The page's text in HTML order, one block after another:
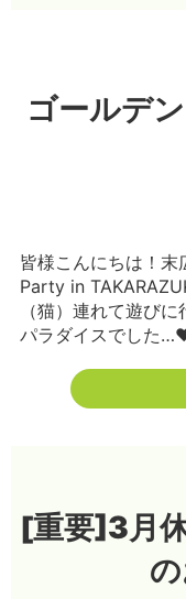
ゴールデ
皆様こんにちは！
Party in
（猫）連れて遊び
パラダイスでした
[重要]3月